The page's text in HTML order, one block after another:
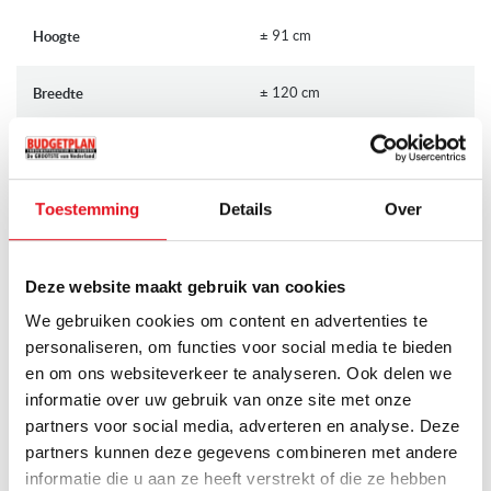
Toestemming Details Over
Deze website maakt gebruik van cookies
We gebruiken cookies om content en advertenties te
personaliseren, om functies voor social media te bieden
en om ons websiteverkeer te analyseren. Ook delen we
informatie over uw gebruik van onze site met onze
partners voor social media, adverteren en analyse. Deze
partners kunnen deze gegevens combineren met andere
informatie die u aan ze heeft verstrekt of die ze hebben
levensduur en door de naadloze vangschaal wordt schoonmaken
convection oven systeem
, 10 ovensystemen, 172 liter netto
ovenruimte,
kerntemperatuurmeter,
profiel, gietijzeren doorlopende pannendragers.
rode knoppen 808265:
Kleur: industriële kwaliteit RVS roestvrijstaal
Breedte: 120 cm
Energie klasse: oven links (Conventional D, Hetelucht C),
oven rechts (Conventional F, Hetelucht E)
Oven inhoud: 172 liter netto (oven links 61 liter, oven rechts
111 liter)
Bediening: zwarte draaiknoppen, rode draaiknoppen gratis
Hoogte ± 91 cm
Breedte ± 120 cm
Diepte
PRODUCTSPECIFICATIES
Meer
informatie
Merk Wolf
Artikelnummer Wolf ICBDF486G + 808265-REST
Garantie 2 jaar volledige garantie
Op voorraad